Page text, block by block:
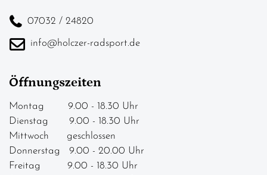
07032 / 24820
info@holczer-radsport.de
Öffnungszeiten
Montag 9.00 - 18.30 Uhr
Dienstag 9.00 - 18.30 Uhr
Mittwoch geschlossen
Donnerstag 9.00 - 20.00 Uhr
Freitag 9.00 - 18.30 Uhr